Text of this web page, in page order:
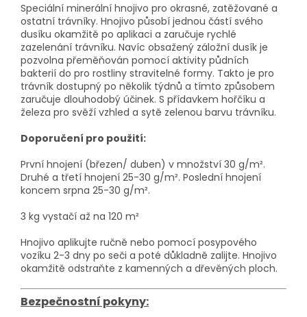
Speciální minerální hnojivo pro okrasné, zatěžované a
ostatní trávníky. Hnojivo působí jednou částí svého
dusíku okamžitě po aplikaci a zaručuje rychlé
zazelenání trávníku. Navíc obsažený záložní dusík je
pozvolna přeměňován pomocí aktivity půdních
bakterií do pro rostliny stravitelné formy. Takto je pro
trávník dostupný po několik týdnů a tímto způsobem
zaručuje dlouhodobý účinek. S přídavkem hořčíku a
železa pro svěží vzhled a sytě zelenou barvu trávníku.
Doporučení pro použití:
První hnojení (březen/ duben) v množství 30 g/m².
Druhé a třetí hnojení 25-30 g/m². Poslední hnojení
koncem srpna 25-30 g/m².
3 kg vystačí až na 120 m²
Hnojivo aplikujte ručně nebo pomocí posypového
vozíku 2-3 dny po seči a poté důkladně zalijte. Hnojivo
okamžitě odstraňte z kamenných a dřevěných ploch.
Bezpečnostní pokyny: